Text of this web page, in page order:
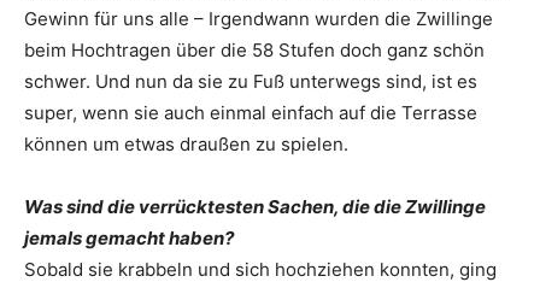
Gewinn für uns alle – Irgendwann wurden die Zwillinge
beim Hochtragen über die 58 Stufen doch ganz schön
schwer. Und nun da sie zu Fuß unterwegs sind, ist es
super, wenn sie auch einmal einfach auf die Terrasse
können um etwas draußen zu spielen.
Was sind die verrücktesten Sachen, die die Zwillinge
jemals gemacht haben?
Sobald sie krabbeln und sich hochziehen konnten, ging